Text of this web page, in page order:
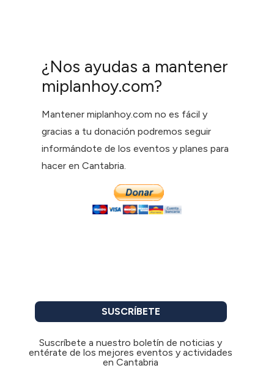
¿Nos ayudas a mantener
miplanhoy.com?
Mantener miplanhoy.com no es fácil y
gracias a tu donación podremos seguir
informándote de los eventos y planes para
hacer en Cantabria.
SUSCRÍBETE
Suscríbete a nuestro boletín de noticias y
entérate de los mejores eventos y actividades
en Cantabria